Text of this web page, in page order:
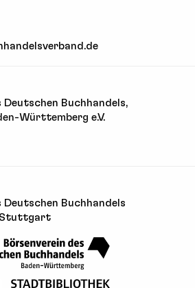
Buchhandels,
Württemberg e.V.
Buchhandels